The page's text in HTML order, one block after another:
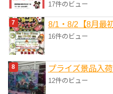
17件のビュー
8/1・8/2【8月最
16件のビュー
プライズ景品入
12件のビュー